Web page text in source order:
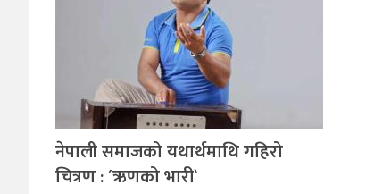
नेपाली समाजको यथार्थमाथि गहिरो
चित्रण : ´ऋणको भारी`